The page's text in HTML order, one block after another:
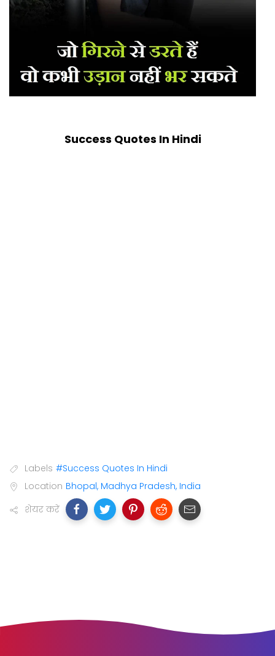
Success Quotes In Hindi
Labels #Success Quotes In Hindi
Location Bhopal, Madhya Pradesh, India
शेयर करें